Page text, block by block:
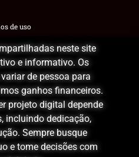
de uso
neste site
e informativo. Os
de pessoa para
ganhos financeiros.
projeto digital depende
incluindo dedicação,
Sempre busque
e tome decisões com